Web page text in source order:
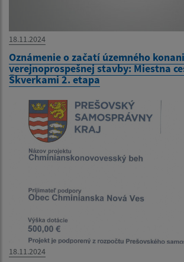
18.11.2024
Oznámenie o začatí územného
verejnoprospešnej stavby: Miestna
Škverkami 2. etapa
18.11.2024